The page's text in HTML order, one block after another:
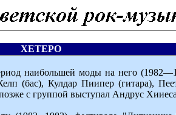
ХЕТЕРО
наибольшей моды на него
(бас), Кулдар Пиипер (гитара),
с группой выступал Андрус